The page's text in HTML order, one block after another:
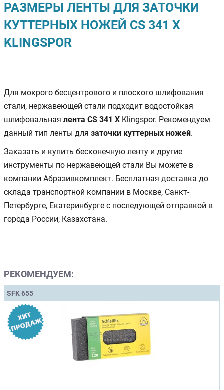
РАЗМЕРЫ ЛЕНТЫ ДЛЯ ЗАТОЧКИ
КУТТЕРНЫХ НОЖЕЙ CS 341 X
KLINGSPOR
Для мокрого бесцентрового и плоского шлифования
стали, нержавеющей стали подходит водостойкая
шлифовальная лента CS 341 X Klingspor. Рекомендуем
данный тип ленты для заточки куттерных ножей.
Заказать и купить бесконечную ленту и другие
инструменты по нержавеющей стали Вы можете в
компании Абразивкомплект. Бесплатная доставка до
склада транспортной компании в Москве, Санкт-
Петербурге, Екатеринбурге с последующей отправкой в
города России, Казахстана.
РЕКОМЕНДУЕМ:
SFK 655